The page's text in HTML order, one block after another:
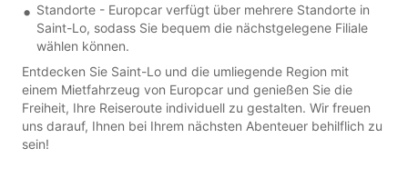
Standorte - Europcar verfügt über mehrere Standorte in
Saint-Lo, sodass Sie bequem die nächstgelegene Filiale
wählen können.
Entdecken Sie Saint-Lo und die umliegende Region mit
einem Mietfahrzeug von Europcar und genießen Sie die
Freiheit, Ihre Reiseroute individuell zu gestalten. Wir freuen
uns darauf, Ihnen bei Ihrem nächsten Abenteuer behilflich zu
sein!